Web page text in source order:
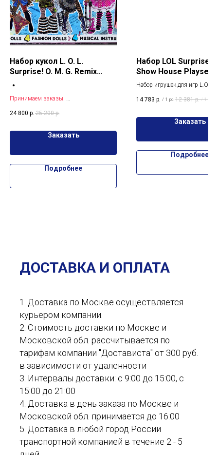
Набор кукол L. O. L.
Surprise! O. M. G. Remix
Принимаем заказы.
кукол L. O. L. Surprise! O. M. G. Remix
ЗАКАЗАТЬ
24 800 р. 25 200 р.
Заказать
Подробнее
Набор LOL Surprise
Show House Playsetс
Набор игрушек для игр L.O.L.
сюрпризами внутри.
14 783 р. / 1 pc 12 381 р. / 1 pc
Заказать
Подробнее
ДОСТАВКА И ОПЛАТА
1. Доставка по Москве осуществляется
курьером компании.
2. Стоимость доставки по Москве и
Московской обл. рассчитывается по
тарифам компании "Достависта" от 300 руб.
в зависимости от удаленности
3. Интервалы доставки: с 9:00 до 15:00, с
15:00 до 21:00
4. Доставка в день заказа по Москве и
Московской обл. принимается до 16:00
5. Доставка в любой город России
транспортной компанией в течение 2 - 5